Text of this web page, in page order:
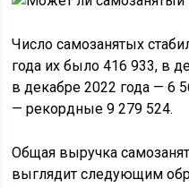
Число самозанятых
года их было 416 933, в
в декабре 2022 года — 6
— рекордные 9 279 524.
Общая выручка
выглядит следующим